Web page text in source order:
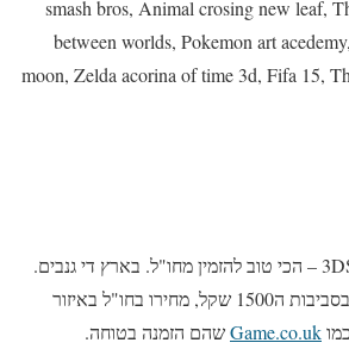
smash bros, Animal crosing new leaf,
between worlds, Pokemon art
moon, Zelda acorina of time 3d, Fifa 15,
איפה הכי כדאי לקנות 3DS – הכי טוב להזמין מחו"ל. בארץ די גנבים.
בזמן שהארץ הניו עולה בסביבות ה1500 שקל, מחירו בחו"ל באיזור
Game.co.ukשהם הזמנה בטוחה.